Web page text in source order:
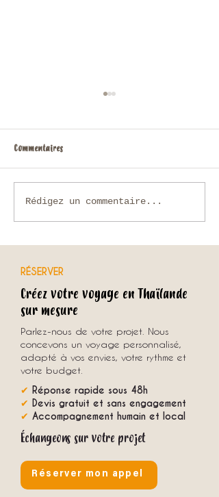
Voyage sur mesure en Thaïlande :
Commentaires
Rédigez un commentaire...
RÉSERVER
Créez votre voyage en Thaïlande
sur mesure
Parlez-nous de votre projet. Nous
concevons un voyage personnalisé,
adapté à vos envies, votre rythme et
votre budget.
✔ Réponse rapide sous 48h
✔ Devis gratuit et sans engagement
✔ Accompagnement humain et local
Échangeons sur votre projet
Réserver mon appel